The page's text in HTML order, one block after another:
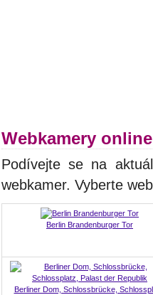
Webkamery
Podívejte se na
webkamer. Vyberte
Berlin Brandenburger Tor
Berliner Dom, Schlossbrücke,